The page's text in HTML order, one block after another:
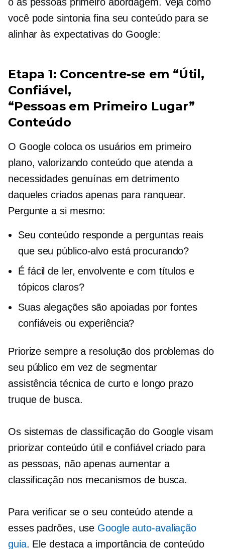
você podesintonia finaseu conteúdo para se
alinhar às expectativas do Google:
Etapa 1: Concentre-se em “Útil,
Confiável,
“Pessoas em Primeiro Lugar”
Conteúdo
O Google coloca os usuários em primeiro
plano, valorizando conteúdo que atenda a
necessidades genuínas em detrimento
daqueles criados apenas para ranquear.
Pergunte a si mesmo:
Seu conteúdo responde a perguntas reais
que seu público-alvo está procurando?
É fácil de ler, envolvente e com títulos e
tópicos claros?
Suas alegações são apoiadas por fontes
confiáveis ​​ou experiência?
Priorize sempre a resolução dos problemas do
seu público em vez de segmentar
assistência técnica de curto e longo prazo
truque de busca.
Os sistemas de classificação do Google visam
priorizar conteúdo útil e confiável criado para
as pessoas, não apenas aumentar a
classificação nos mecanismos de busca.
Para verificar se o seu conteúdo atende a
esses padrões, use Googleauto-avaliação
guia. Ele destaca a importância de conteúdo